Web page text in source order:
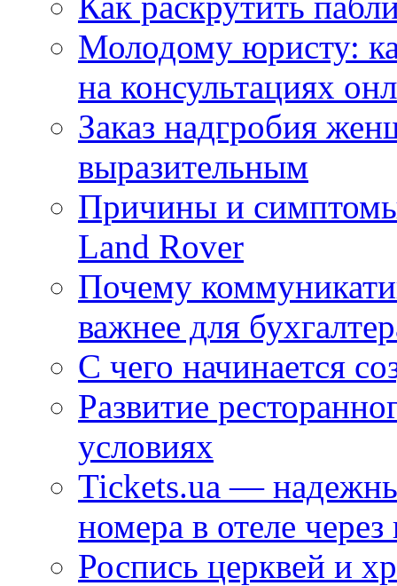
Молодому юристу:
на консультациях
Заказ надгробия
выразительным
Причины и
Land Rover
Почему
важнее для
С чего начинается
Развитие
условиях
Tickets.ua —
номера в отеле через
Роспись церквей и